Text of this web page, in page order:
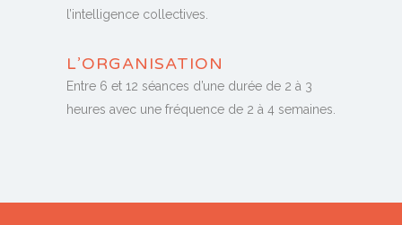
l’intelligence collectives.
L’ORGANISATION
Entre 6 et 12 séances d’une durée de 2 à 3
heures avec une fréquence de 2 à 4 semaines.